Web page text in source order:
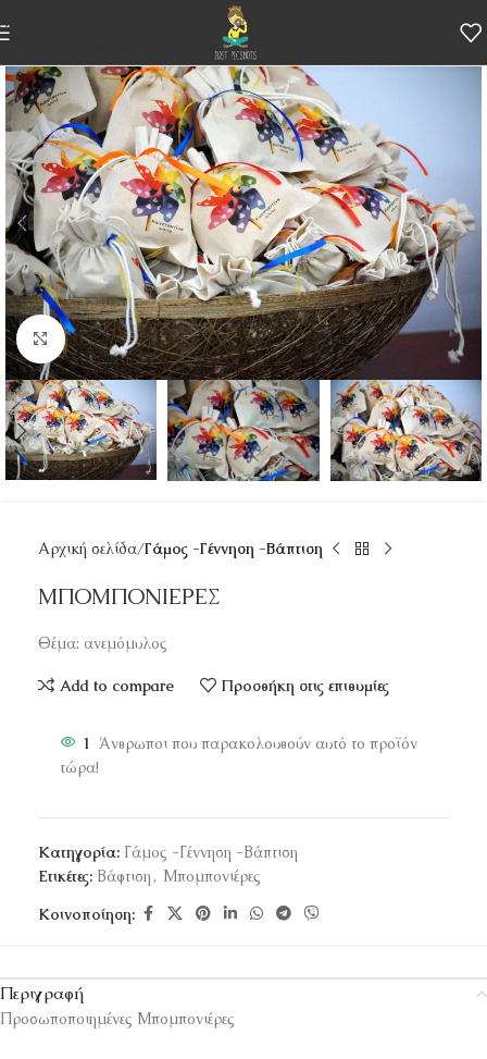
Skip to navigation
Skip to main content
Κάντε κλικ για μεγέθυνση
Αρχική σελίδα Γάμος -Γέννηση -Βάπτιση
ΜΠΟΜΠΟΝΙΕΡΕΣ
Θέμα: ανεμόμυλος
Add to compare Προσθήκη στις επιθυμίες
1 Άνθρωποι που παρακολουθούν αυτό το προϊόν
τώρα!
Κατηγορία: Γάμος -Γέννηση -Βάπτιση
Ετικέτες: Βάφτιση , Μπομπονιέρες
Κοινοποίηση:
Περιγραφή
Προσωποποιημένες Μπομπονιέρες